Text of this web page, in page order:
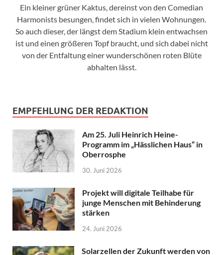
Ein kleiner grüner Kaktus, dereinst von den Comedian
Harmonists besungen, findet sich in vielen Wohnungen.
So auch dieser, der längst dem Stadium klein entwachsen
ist und einen größeren Topf braucht, und sich dabei nicht
von der Entfaltung einer wunderschönen roten Blüte
abhalten lässt.
EMPFEHLUNG DER REDAKTION
Am 25. Juli Heinrich Heine-
Programm im „Hässlichen Haus“ in
Oberrosphe
30. Juni 2026
Projekt will digitale Teilhabe für
junge Menschen mit Behinderung
stärken
24. Juni 2026
Solarzellen der Zukunft werden von